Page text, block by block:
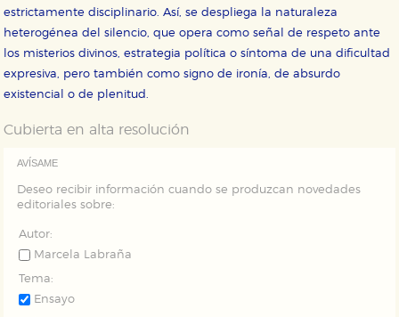
estrictamente disciplinario. Así, se despliega la naturaleza
heterogénea del silencio, que opera como señal de respeto ante
los misterios divinos, estrategia política o síntoma de una dificultad
expresiva, pero también como signo de ironía, de absurdo
existencial o de plenitud.
Cubierta en alta resolución
AVÍSAME
Deseo recibir información cuando se produzcan novedades
editoriales sobre:
Autor:
Marcela Labraña
Tema:
Ensayo
publicitarios y se utilizan para mostrar publicidad
relevante para sus intereses en otros sitios. No
almacenan directamente información personal sino
que se basan en la identificación única de su
navegador y dispositivo de internet.
GUARDAR CONFIGURACIÓN
Puede consultar nuestrapolítica de cookies